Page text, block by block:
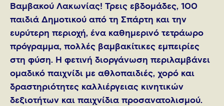
Βαμβακού Λακωνίας! Τρεις εβδομάδες, 100
παιδιά Δημοτικού από τη Σπάρτη και την
ευρύτερη περιοχή, ένα καθημερινό τετράωρο
πρόγραμμα, πολλές βαμβακίτικες εμπειρίες
στη φύση. Η φετινή διοργάνωση περιλαμβάνει
ομαδικό παιχνίδι με αθλοπαιδιές, χορό και
δραστηριότητες καλλιέργειας κινητικών
δεξιοτήτων και παιχνίδια προσανατολισμού.